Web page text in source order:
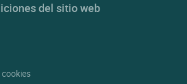
del sitio web